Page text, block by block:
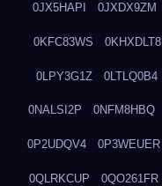
0JX5HAPI 0JXDX9ZM
0KFC83WS 0KHXDLT8
0LPY3G1Z 0LTLQ0B4
0NALSI2P 0NFM8HBQ
0P2UDQV4 0P3WEUER
0QLRKCUP 0QO261FR